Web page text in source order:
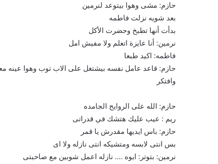
حازم: مشى وهوا بيتوعد لنرمين
بعد شويه نزلت فاطمه
بدأت أنها تطبخ وحضرت الأكل
نرمين: أنا عايزة اتعلم ولا مفيش امل
فاطمه: اكيد طبعا
حازم: قاعد عامل نفسه بيشتغل على الاب توب وهوا عينه
وافتكر
حازم: الله على الروايح الجامده
ريم : عيب عليك هتشك في قدراتى
حازم: باس ايديها مقدرش يا قمر
بس انتى لابسه ومتشيكه انتى نازله ولا اى
نرمين: بتوتر: ايوه …. نازله اعمل شوبين مع صاحبتى